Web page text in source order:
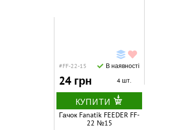
#FF-22-15 В наявності
24 грн 4 шт.
КУПИТИ
Гачок Fanatik FEEDER FF-
22 №15